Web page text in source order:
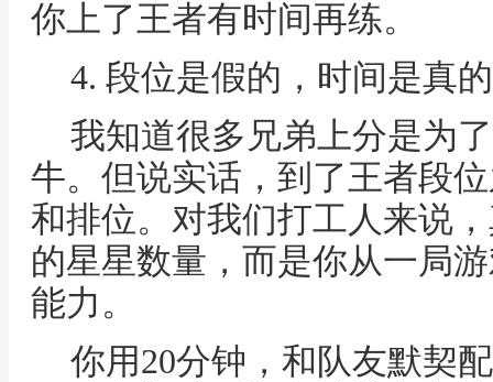
你上了王者有时间再练。
4. 段位是假的，时间是真
我知道很多兄弟上分是为
牛。但说实话，到了王者段
和排位。对我们打工人来说
的星星数量，而是你从一局
能力。
你用20分钟，和队友默契